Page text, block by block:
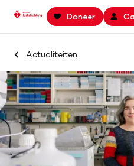
Spring
Spring
navigatie
Keer
de
Doneer
Zoek binnen
Zoeken
Home
Openstaande calls
Samenwerking en
Actualiteiten
Actualiteiten